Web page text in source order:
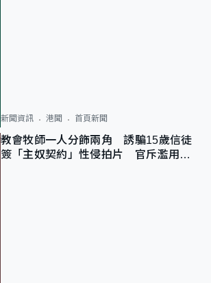
新聞資訊 港聞 首頁新聞
教會牧師一人分飾兩角 誘騙15歲信徒
簽「主奴契約」性侵拍片 官斥濫用教